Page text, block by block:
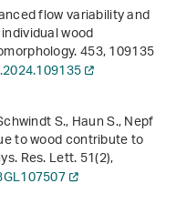
flow variability and
wood
453, 109135
S., Haun S., Nepf
to wood contribute to
Res. Lett.51(2),